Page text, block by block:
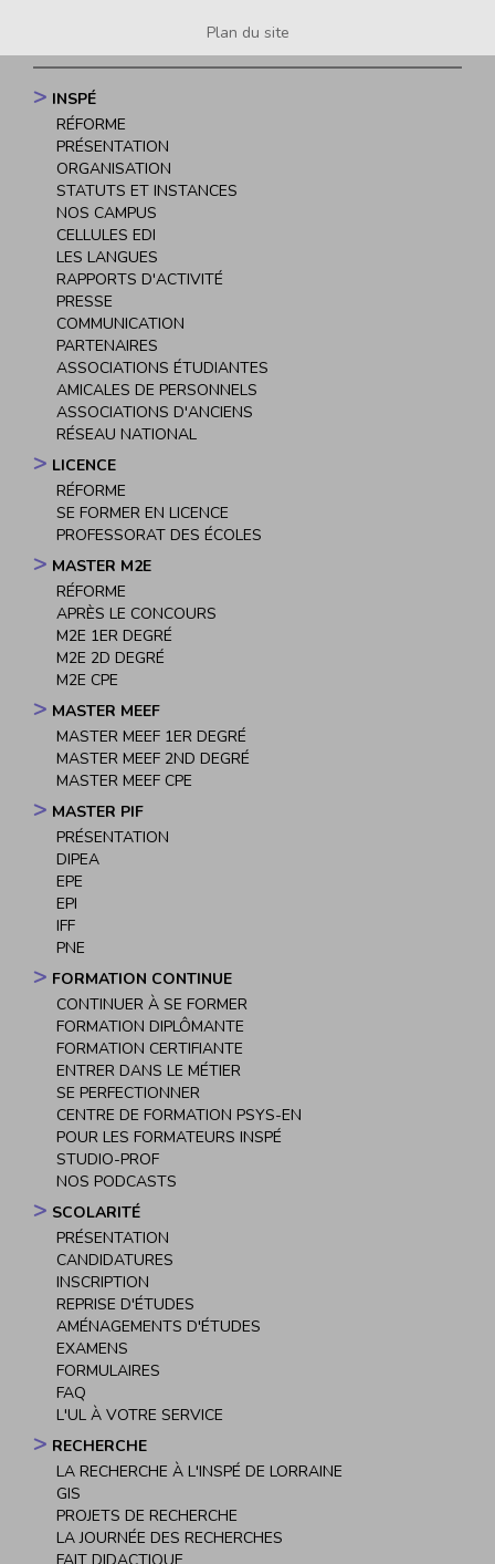
Plan du site
Navigation
principale
INSPÉ
RÉFORME
PRÉSENTATION
ORGANISATION
STATUTS ET INSTANCES
NOS CAMPUS
CELLULES EDI
LES LANGUES
RAPPORTS D'ACTIVITÉ
PRESSE
COMMUNICATION
PARTENAIRES
ASSOCIATIONS ÉTUDIANTES
AMICALES DE PERSONNELS
ASSOCIATIONS D'ANCIENS
RÉSEAU NATIONAL
LICENCE
RÉFORME
SE FORMER EN LICENCE
PROFESSORAT DES ÉCOLES
MASTER M2E
RÉFORME
APRÈS LE CONCOURS
M2E 1ER DEGRÉ
M2E 2D DEGRÉ
M2E CPE
MASTER MEEF
MASTER MEEF 1ER DEGRÉ
MASTER MEEF 2ND DEGRÉ
MASTER MEEF CPE
MASTER PIF
PRÉSENTATION
DIPEA
EPE
EPI
IFF
PNE
FORMATION CONTINUE
CONTINUER À SE FORMER
FORMATION DIPLÔMANTE
FORMATION CERTIFIANTE
ENTRER DANS LE MÉTIER
SE PERFECTIONNER
CENTRE DE FORMATION PSYS-EN
POUR LES FORMATEURS INSPÉ
STUDIO-PROF
NOS PODCASTS
SCOLARITÉ
PRÉSENTATION
CANDIDATURES
INSCRIPTION
REPRISE D'ÉTUDES
AMÉNAGEMENTS D'ÉTUDES
EXAMENS
FORMULAIRES
FAQ
L'UL À VOTRE SERVICE
RECHERCHE
LA RECHERCHE À L'INSPÉ DE LORRAINE
GIS
PROJETS DE RECHERCHE
LA JOURNÉE DES RECHERCHES
FAIT DIDACTIQUE